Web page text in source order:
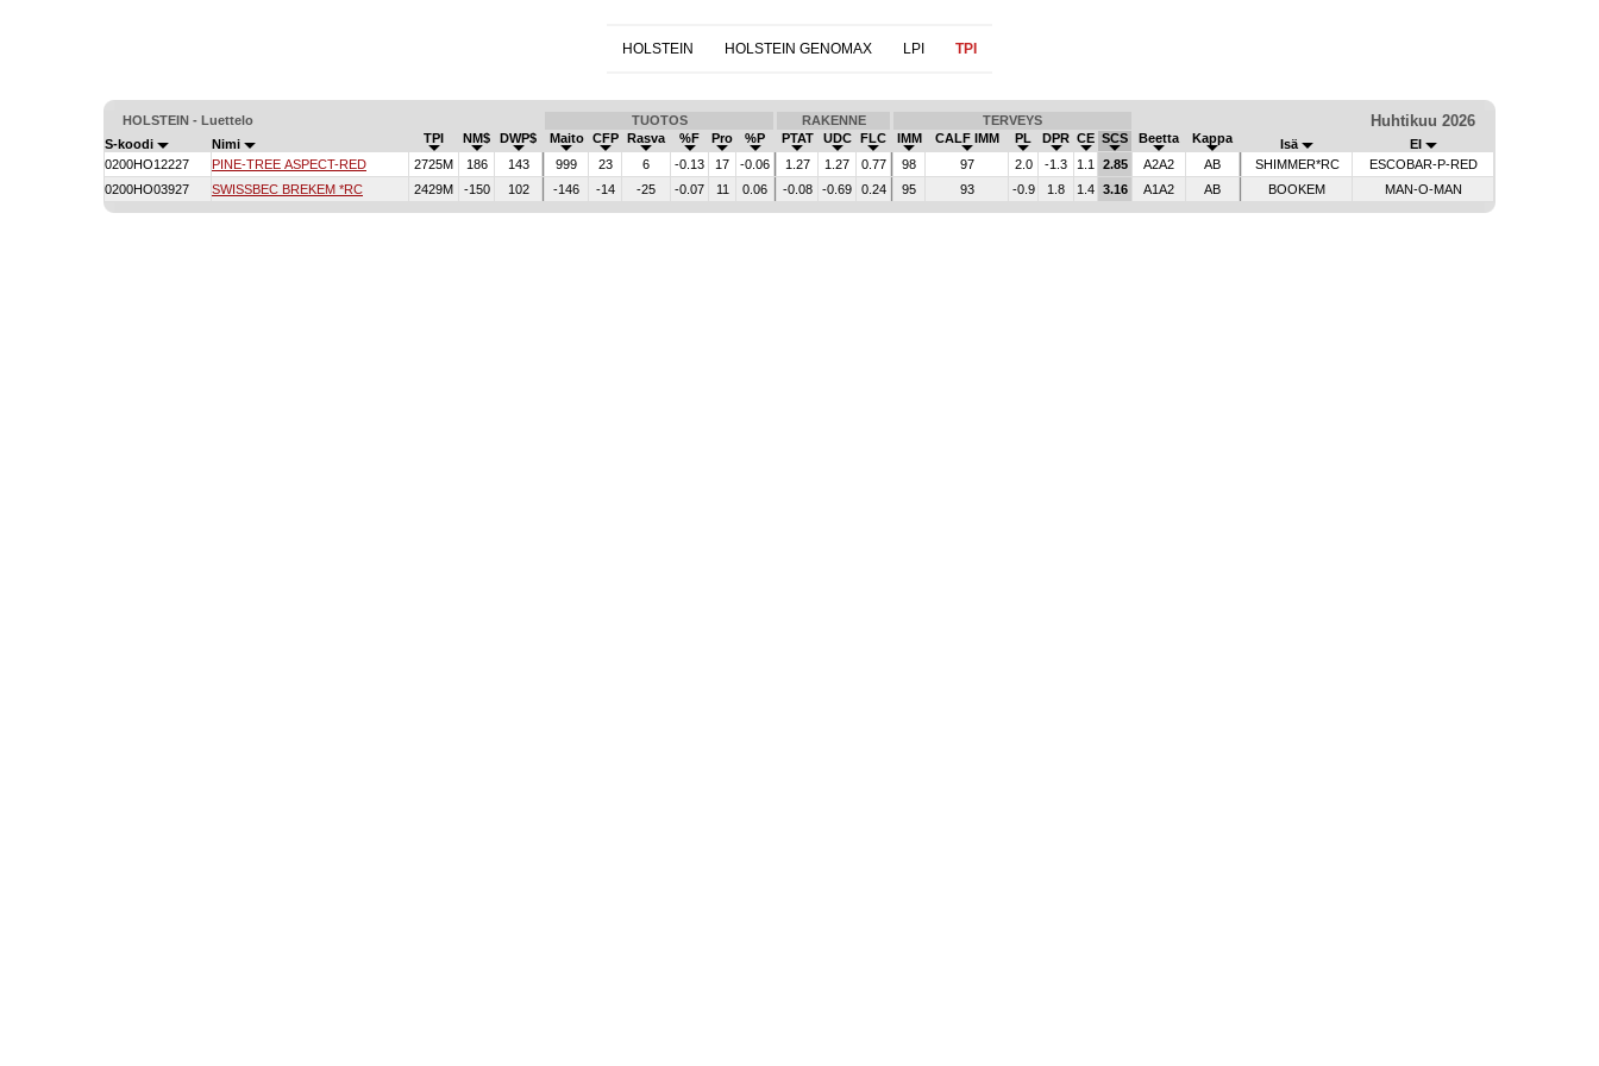
HOLSTEIN HOLSTEIN GENOMAX LPI TPI
HOLSTEIN - Luettelo TUOTOS RAKENNE TERVEYS Huhtikuu 2026
S-koodi Nimi TPI NM$ DWP$ Maito CFP Rasva %F Pro %P PTAT UDC FLC IMM CALF IMM PL DPR CE SCS Beetta Kappa Isä
EI
0200HO12227
PINE-TREE ASPECT-RED 2725M 186 143 999 23 6 -0.13 17 -0.06 1.27 1.27 0.77 98 97 2.0 -1.3 1.1 2.85 A2A2 AB SHIMMER*RC
ESCOBAR-P-RED
0200HO03927
SWISSBEC BREKEM *RC 2429M -150 102 -146 -14 -25 -0.07 11 0.06 -0.08 -0.69 0.24 95 93 -0.9 1.8 1.4 3.16 A1A2 AB BOOKEM MAN-O-MAN